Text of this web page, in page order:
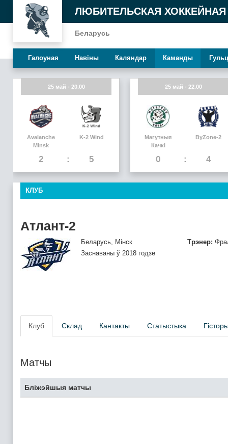
ЛЮБИТЕЛЬСКАЯ ХОККЕЙНАЯ
Беларусь
Галоуная Навiны Каляндар Каманды
25 май - 20.00
Avalanche
Minsk
2
K-2 Wind
5
25 май - 22.00
Магутныя
Качкi
0
ByZone-2
4
КЛУБ
Атлант-2
Беларусь, Мінск
Заснаваны ў 2018 годзе
Трэнер:
Клуб Склад Кантакты Статыстыка
Матчы
Бліжэйшыя матчы